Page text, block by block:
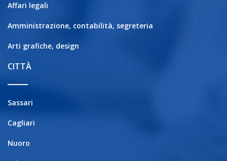
Affari legali
Amministrazione, contabilità, segreteria
Arti grafiche, design
CITTÀ
Sassari
Cagliari
Nuoro